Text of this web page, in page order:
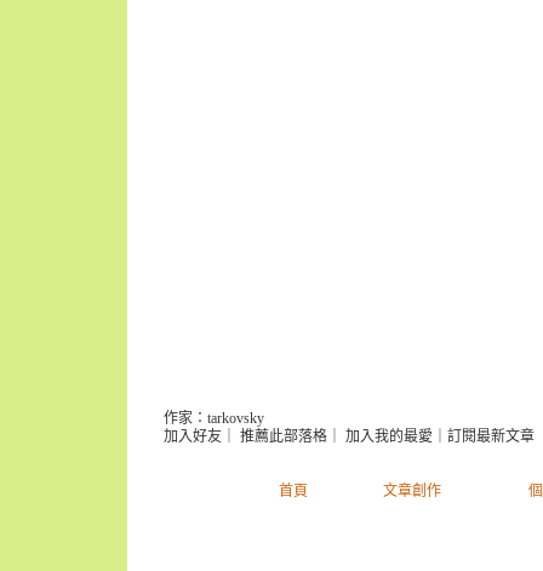
首頁 文章創作
加入好友 推薦此部落格 加入我的最愛 訂閱最新文章
作家：tarkovsky